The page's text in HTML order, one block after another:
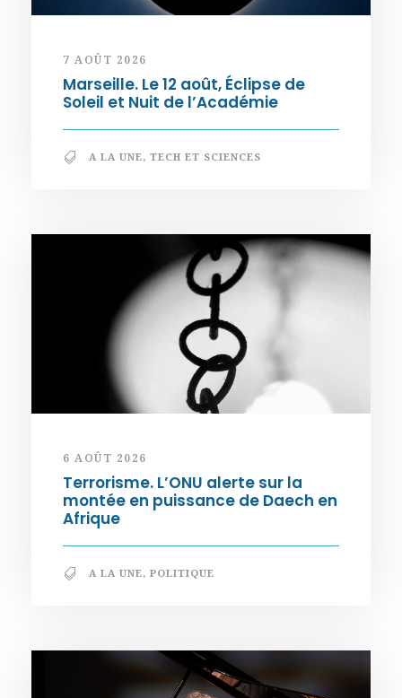
7 AOÛT 2026
Marseille. Le 12 août, Éclipse de
Soleil et Nuit de l’Académie
A LA UNE, TECH ET SCIENCES
6 AOÛT 2026
Terrorisme. L’ONU alerte sur la
montée en puissance de Daech en
Afrique
A LA UNE, POLITIQUE